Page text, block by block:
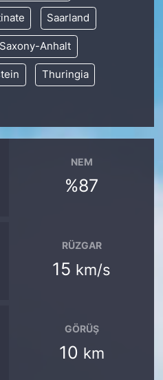
Saarland
Saxony-Anhalt
Thuringia
NEM
%87
RÜZGAR
15 km/s
GÖRÜŞ
10 km